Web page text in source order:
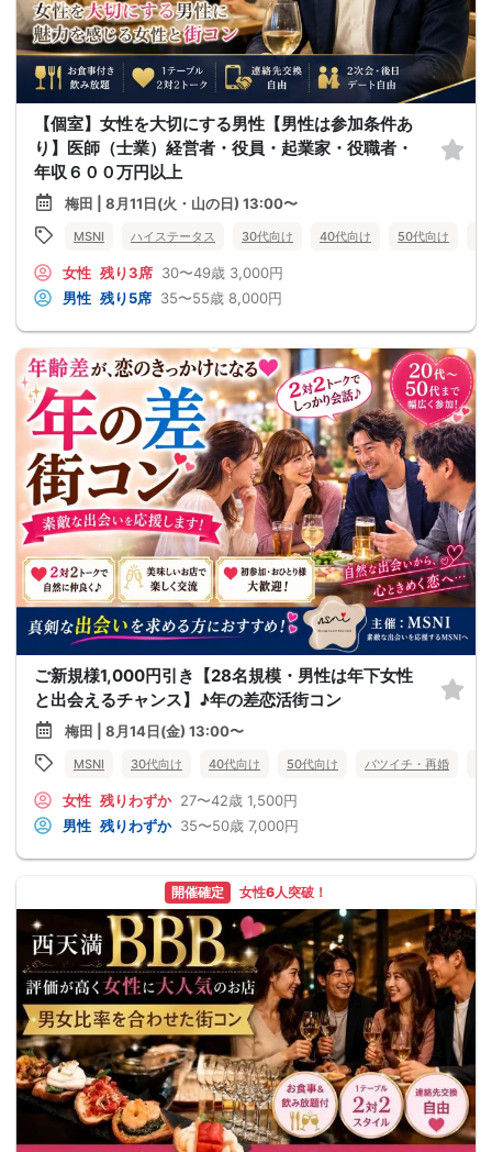
【個室】女性を大切にする男性【男性は参加条件あ
り】医師（士業）経営者・役員・起業家・役職者・
年収６００万円以上
梅田 | 8月11日(火・山の日) 13:00〜
MSNI ハイステータス 30代向け 40代向け 50代向け
女性 残り3席 30〜49歳 3,000円
男性 残り5席 35〜55歳 8,000円
ご新規様1,000円引き【28名規模・男性は年下女性
と出会えるチャンス】♪年の差恋活街コン
梅田 | 8月14日(金) 13:00〜
MSNI 30代向け 40代向け 50代向け バツイチ・再婚
女性 残りわずか 27〜42歳 1,500円
男性 残りわずか 35〜50歳 7,000円
開催確定 女性6人突破！